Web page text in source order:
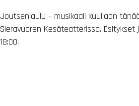
Joutsenlaulu – musikaali kuullaan
Sieravuoren Kesäteatterissa.
18:00.